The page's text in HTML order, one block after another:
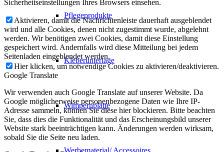
Pflegeprodukte
Kleberunterlage
Wimpernplatte
Sicherheitseinstellungen Ihres Browsers einsehen.
Aktivieren, damit die Nachrichtenleiste dauerhaft ausgeblendet
wird und alle Cookies, denen nicht zugestimmt wurde, abgelehnt
werden. Wir benötigen zwei Cookies, damit diese Einstellung
gespeichert wird. Andernfalls wird diese Mitteilung bei jedem
Seitenladen eingeblendet werden.
Hier klicken, um notwendige Cookies zu aktivieren/deaktivieren.
Google Translate
Wir verwenden auch Google Translate auf unserer Website. Da
Google möglicherweise personenbezogene Daten wie Ihre IP-
Adresse sammeln, können Sie diese hier blockieren. Bitte beachten
Sie, dass dies die Funktionalität und das Erscheinungsbild unserer
Website stark beeinträchtigen kann. Änderungen werden wirksam,
sobald Sie die Seite neu laden.